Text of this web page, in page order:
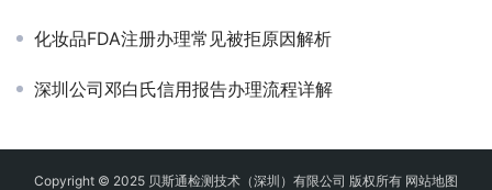
化妆品FDA注册办理常见被拒原因解析
深圳公司邓白氏信用报告办理流程详解
Copyright © 2025 贝斯通检测技术（深圳）有限公司 版权所有 网站地图